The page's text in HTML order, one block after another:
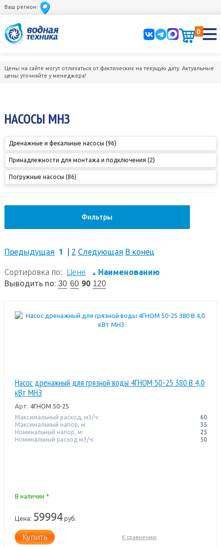
Ваш регион:
0
Цены на сайте могут отличаться от фактических на текущую дату. Актуальные
цены уточняйте у менеджера!
НАСОСЫ МНЗ
Дренажные и фекальные насосы (96)
Принадлежности для монтажа и подключения (2)
Погружные насосы (86)
Фильтры
Предыдущая 1 2 Следующая В конец
Сортировка по: Цене ▲ Наименованию
Выводить по: 30 60 90 120
Насос дренажный для грязной воды 4ГНОМ 50-25 380 В 4,0
кВт МНЗ
Арт. 4ГНОМ 50-25
Максимальный расход, м3/ч:
60
Максимальный напор, м:
35
Номинальный напор, м:
25
Номинальный расход м3/ч:
50
В наличии *
Цена: 59994руб.
Купить К сравнению